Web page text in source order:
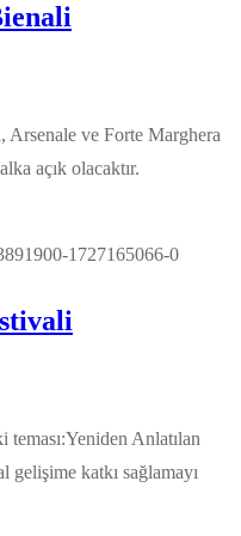
ve Forte Marghera
açık olacaktır.
Anlatılan
katkı sağlamayı